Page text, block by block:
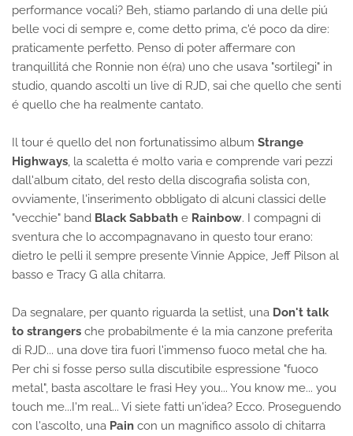
performance vocali? Beh, stiamo parlando di una delle piú
belle voci di sempre e, come detto prima, c'é poco da dire:
praticamente perfetto. Penso di poter affermare con
tranquillitá che Ronnie non é(ra) uno che usava "sortilegi" in
studio, quando ascolti un live di RJD, sai che quello che senti
é quello che ha realmente cantato.
Il tour é quello del non fortunatissimo album Strange
Highways, la scaletta é molto varia e comprende vari pezzi
dall'album citato, del resto della discografia solista con,
ovviamente, l'inserimento obbligato di alcuni classici delle
"vecchie" band Black Sabbath e Rainbow. I compagni di
sventura che lo accompagnavano in questo tour erano:
dietro le pelli il sempre presente Vinnie Appice, Jeff Pilson al
basso e Tracy G alla chitarra.
Da segnalare, per quanto riguarda la setlist, una Don't talk
to strangers che probabilmente é la mia canzone preferita
di RJD... una dove tira fuori l'immenso fuoco metal che ha.
Per chi si fosse perso sulla discutibile espressione "fuoco
metal", basta ascoltare le frasi Hey you... You know me... you
touch me...I'm real... Vi siete fatti un'idea? Ecco. Proseguendo
con l'ascolto, una Pain con un magnifico assolo di chitarra